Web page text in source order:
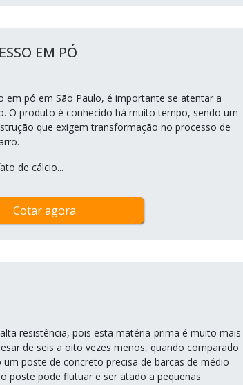
EM PÓ
em pó em São Paulo, é importante se atentar a
O produto é conhecido há muito tempo, sendo um
que exigem transformação no processo de
de cálcio...
Cotar agora
resistência, pois esta matéria-prima é muito mais
de seis a oito vezes menos, quando comparado
poste de concreto precisa de barcas de médio
poste pode flutuar e ser atado a pequenas